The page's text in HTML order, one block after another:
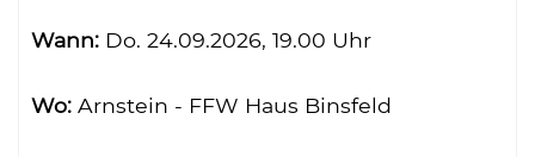
Wann: Do. 24.09.2026, 19.00 Uhr
Wo: Arnstein - FFW Haus Binsfeld